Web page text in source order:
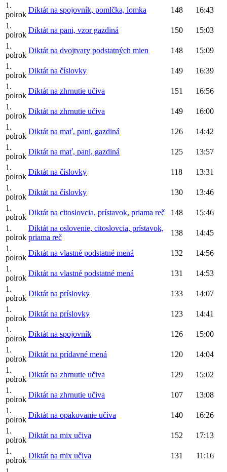
1.
polrok
Diktát na spojovník, pomlčka, lomka 148
16:43
1.
polrok
Diktát na pani, vzor gazdiná 150
15:03
1.
polrok
Diktát na dvojtvary podstatných mien 148
15:09
1.
polrok
Diktát na číslovky 149
16:39
1.
polrok
Diktát na zhrnutie učiva 151
16:56
1.
polrok
Diktát na zhrnutie učiva 149
16:00
1.
polrok
Diktát na mať, pani, gazdiná 126
14:42
1.
polrok
Diktát na mať, pani, gazdiná 125
13:57
1.
polrok
Diktát na číslovky 118
13:31
1.
polrok
Diktát na číslovky 130
13:46
1.
polrok
Diktát na citoslovcia, prístavok, priama reč 148
15:46
1.
polrok
Diktát na oslovenie, citoslovcia, prístavok,
priama reč
138
14:45
1.
polrok
Diktát na vlastné podstatné mená 132
14:56
1.
polrok
Diktát na vlastné podstatné mená 131
14:53
1.
polrok
Diktát na príslovky 133
14:07
1.
polrok
Diktát na príslovky 123
14:41
1.
polrok
Diktát na spojovník 126
15:00
1.
polrok
Diktát na prídavné mená 120
14:04
1.
polrok
Diktát na zhrnutie učiva 129
15:02
1.
polrok
Diktát na zhrnutie učiva 107
13:08
1.
polrok
Diktát na opakovanie učiva 140
16:26
1.
polrok
Diktát na mix učiva 152
17:13
1.
polrok
Diktát na mix učiva 131
11:16